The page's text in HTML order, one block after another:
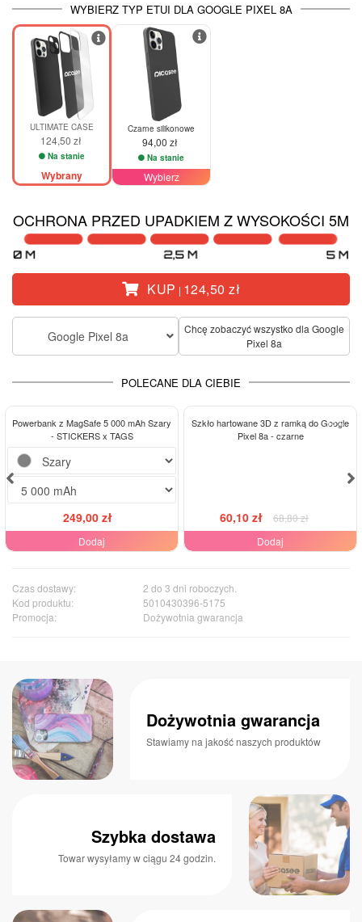
WYBIERZ TYP ETUI DLA GOOGLE PIXEL 8A
ULTIMATE CASE
124,50 zł
Na stanie
Wybrany
Czarne silikonowe
94,00 zł
Na stanie
Wybierz
OCHRONA PRZED UPADKIEM Z WYSOKOŚCI 5M
KUP | 124,50 zł
Google Pixel 8a
Chcę zobaczyć wszystko dla Google
Pixel 8a
POLECANE DLA CIEBIE
Powerbank z MagSafe 5 000 mAh Szary
- STICKERS x TAGS
249,00 zł
Dodaj
-13%
Szkło hartowane 3D z ramką do Google
Pixel 8a - czarne
60,10 zł
68,80 zł
Dodaj
Czas dostawy:
2 do 3 dni roboczych.
Kod produktu:
5010430396-5175
Promocja:
Dożywotnia gwarancja
Dożywotnia gwarancja
Stawiamy na jakość naszych produktów
Szybka dostawa
Towar wysyłamy w ciągu 24 godzin.